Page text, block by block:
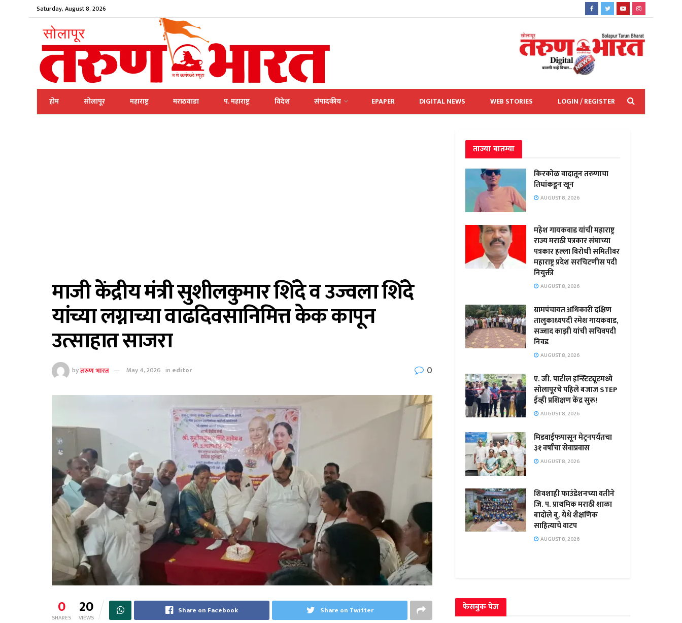
Saturday, August 8, 2026
होम सोलापूर महाराष्ट्र मराठवाडा प. महाराष्ट्र विदेश संपादकीय EPAPER DIGITAL NEWS WEB STORIES LOGIN / REGISTER
माजी केंद्रीय मंत्री सुशीलकुमार शिंदे व उज्वला शिंदे
यांच्या लग्नाच्या वाढदिवसानिमित्त केक कापून
उत्साहात साजरा
byतरुण भारत May 4, 2026 in editor 0
0
SHARES 20
VIEWS
Share on Facebook Share on Twitter
ताज्या बातम्या
किरकोळ वादातून तरुणाचा
तिघांकडून खून
AUGUST 8, 2026
महेश गायकवाड यांची महाराष्ट्र
राज्य मराठी पत्रकार संघाच्या
पत्रकार हल्ला विरोधी समितीवर
महाराष्ट्र प्रदेश सरचिटणीस पदी
नियुक्ती
AUGUST 8, 2026
ग्रामपंचायत अधिकारी दक्षिण
तालुकाध्यपदी रमेश गायकवाड,
सज्जाद काझी यांची सचिवपदी
निवड
AUGUST 8, 2026
ए. जी. पाटील इन्स्टिट्यूटमध्ये
सोलापूरचे पहिले बजाज STEP
ईव्ही प्रशिक्षण केंद्र सुरू!
AUGUST 8, 2026
मिडवाईफपासून मेट्रनपर्यंतचा
३१ वर्षांचा सेवाप्रवास
AUGUST 8, 2026
शिवशाही फाउंडेशनच्या वतीने
जि. प. प्राथमिक मराठी शाळा
बादोले बु. येथे शैक्षणिक
साहित्याचे वाटप
AUGUST 8, 2026
फेसबुक पेज